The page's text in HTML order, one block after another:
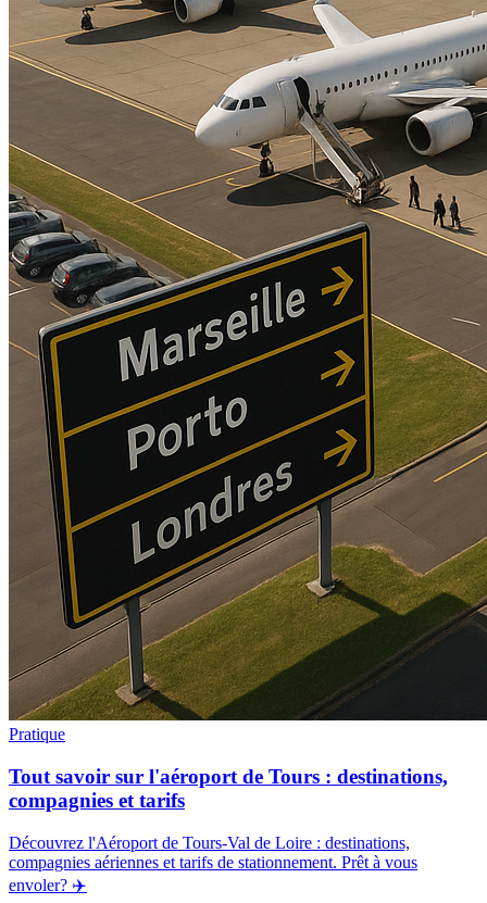
Pratique
Tout savoir sur l'aéroport de Tours : destinations,
compagnies et tarifs
Découvrez l'Aéroport de Tours-Val de Loire : destinations,
compagnies aériennes et tarifs de stationnement. Prêt à vous
envoler? ✈️